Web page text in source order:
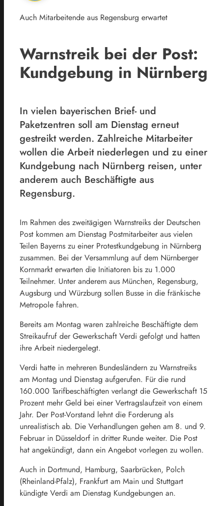
Auch Mitarbeitende aus Regensburg erwartet
Warnstreik bei der Post:
Kundgebung in Nürnberg
In vielen bayerischen Brief- und
Paketzentren soll am Dienstag erneut
gestreikt werden. Zahlreiche Mitarbeiter
wollen die Arbeit niederlegen und zu einer
Kundgebung nach Nürnberg reisen, unter
anderem auch Beschäftigte aus
Regensburg.
Im Rahmen des zweitägigen Warnstreiks der Deutschen
Post kommen am Dienstag Postmitarbeiter aus vielen
Teilen Bayerns zu einer Protestkundgebung in Nürnberg
zusammen. Bei der Versammlung auf dem Nürnberger
Kornmarkt erwarten die Initiatoren bis zu 1.000
Teilnehmer. Unter anderem aus München, Regensburg,
Augsburg und Würzburg sollen Busse in die fränkische
Metropole fahren.
Bereits am Montag waren zahlreiche Beschäftigte dem
Streikaufruf der Gewerkschaft Verdi gefolgt und hatten
ihre Arbeit niedergelegt.
Verdi hatte in mehreren Bundesländern zu Warnstreiks
am Montag und Dienstag aufgerufen. Für die rund
160.000 Tarifbeschäftigten verlangt die Gewerkschaft 15
Prozent mehr Geld bei einer Vertragslaufzeit von einem
Jahr. Der Post-Vorstand lehnt die Forderung als
unrealistisch ab. Die Verhandlungen gehen am 8. und 9.
Februar in Düsseldorf in dritter Runde weiter. Die Post
hat angekündigt, dann ein Angebot vorlegen zu wollen.
Auch in Dortmund, Hamburg, Saarbrücken, Polch
(Rheinland-Pfalz), Frankfurt am Main und Stuttgart
kündigte Verdi am Dienstag Kundgebungen an.